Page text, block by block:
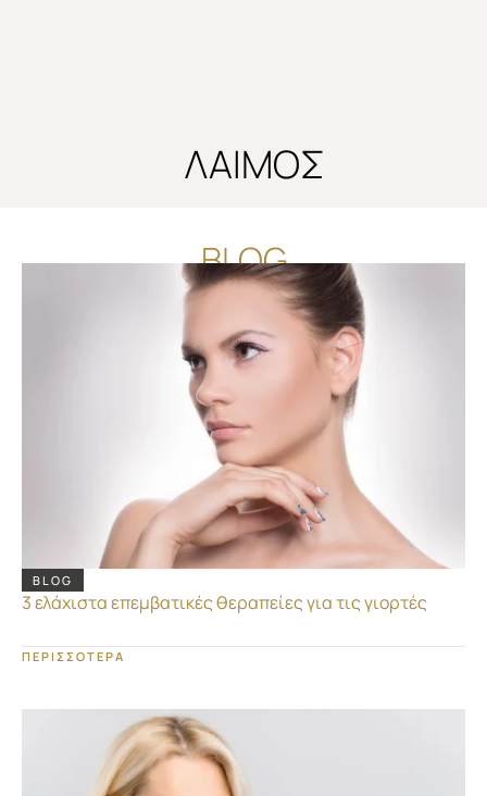
ΛΑΙΜΟΣ
BLOG
BLOG
3 ελάχιστα επεμβατικές θεραπείες για τις γιορτές
ΠΕΡΙΣΣΟΤΕΡΑ